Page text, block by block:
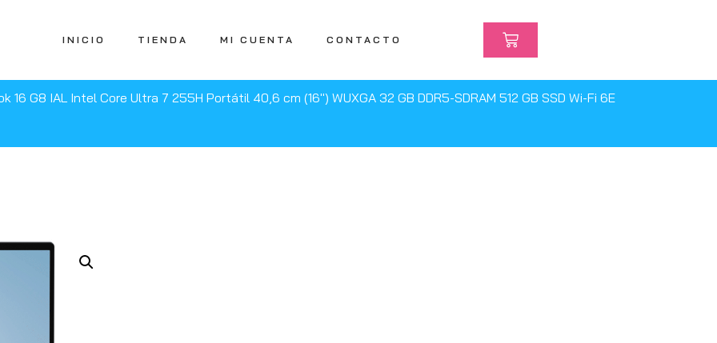
INICIO TIENDA MI CUENTA CONTACTO
16 G8 IAL Intel Core Ultra 7 255H Portátil 40,6 cm (16″) WUXGA 32 GB DDR5-SDRAM 512 GB SSD Wi-Fi 6E